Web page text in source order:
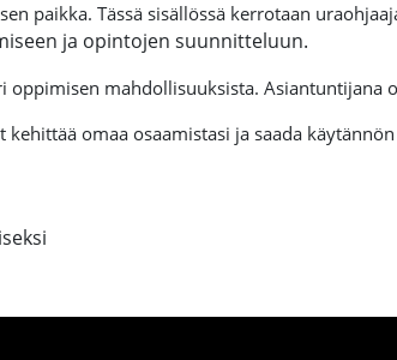
paikka. Tässä sisällössä kerrotaan u
ja opintojen suunnitteluun.
oppimisen mahdollisuuksista. Asiantuntijana
kehittää omaa osaamistasi ja saada